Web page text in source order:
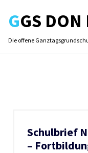
contentGGS
Die offene
Schulbrief
–